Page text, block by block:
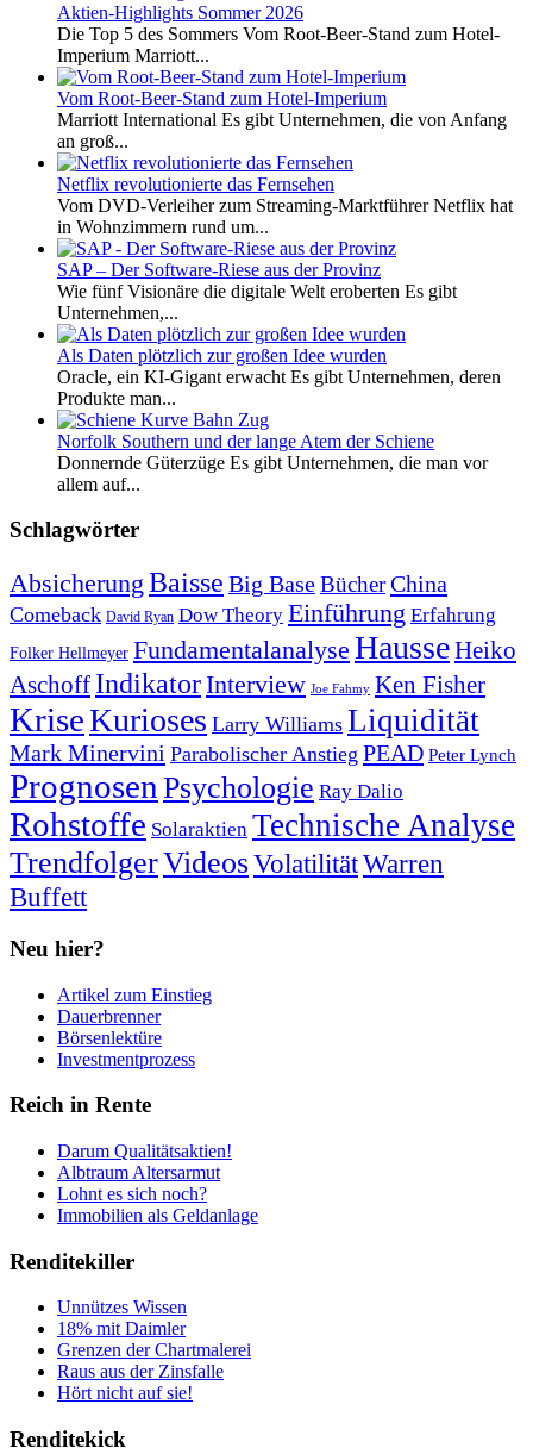
Aktien-Highlights Sommer 2026
Die Top 5 des Sommers Vom Root-Beer-Stand zum Hotel-
Imperium Marriott...
Vom Root-Beer-Stand zum Hotel-Imperium
Marriott International Es gibt Unternehmen, die von Anfang
an groß...
Netflix revolutionierte das Fernsehen
Vom DVD-Verleiher zum Streaming-Marktführer Netflix hat
in Wohnzimmern rund um...
SAP – Der Software-Riese aus der Provinz
Wie fünf Visionäre die digitale Welt eroberten Es gibt
Unternehmen,...
Als Daten plötzlich zur großen Idee wurden
Oracle, ein KI-Gigant erwacht Es gibt Unternehmen, deren
Produkte man...
Norfolk Southern und der lange Atem der Schiene
Donnernde Güterzüge Es gibt Unternehmen, die man vor
allem auf...
Schlagwörter
Absicherung Baisse Big BaseBücherChina
Comeback David Ryan Dow Theory Einführung Erfahrung
Folker Hellmeyer Fundamentalanalyse HausseHeiko
Aschoff IndikatorInterview Joe Fahmy Ken Fisher
KriseKurioses Larry Williams Liquidität
Mark Minervini Parabolischer Anstieg PEAD Peter Lynch
Prognosen Psychologie Ray Dalio
Rohstoffe Solaraktien Technische Analyse
TrendfolgerVideosVolatilitätWarren
Buffett
Neu hier?
Artikel zum Einstieg
Dauerbrenner
Börsenlektüre
Investmentprozess
Reich in Rente
Darum Qualitätsaktien!
Albtraum Altersarmut
Lohnt es sich noch?
Immobilien als Geldanlage
Renditekiller
Unnützes Wissen
18% mit Daimler
Grenzen der Chartmalerei
Raus aus der Zinsfalle
Hört nicht auf sie!
Renditekick